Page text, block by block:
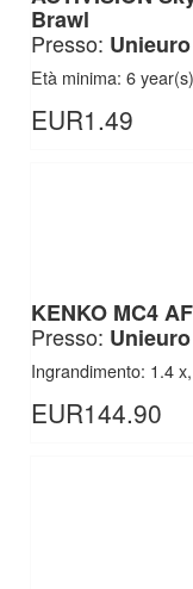
Brawl
Presso: Unieuro
Età minima: 6
EUR1.49
KENKO MC4
Presso: Unieuro
Ingrandimento: 1.4
EUR144.90